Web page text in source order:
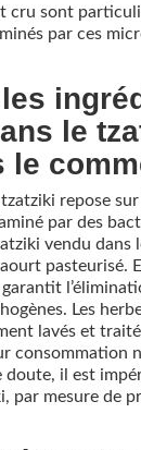
cru sont
par ces
le
le
repose
par des
vendu dans
pasteurisé.
Les
lavés et
consommation
doute, il est
par mesure de